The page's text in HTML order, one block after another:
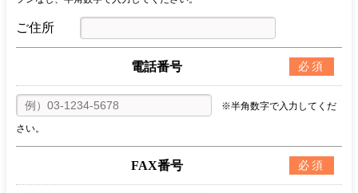
ご住所
電話番号 必須
※半角数字で入力してくだ
さい。
FAX番号 必須